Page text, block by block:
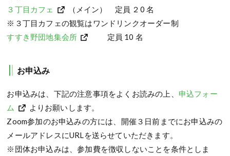
３丁目カフェ
（メイン） 定員 ２0 名
※３丁目カフェの観覧はワンドリンクオーダー制
すすき野団地集会所
定員 10 名
お申込み
お申込みは、下記の注意事項をよくお読みの上、 申込フォー
ム
よりお願いします。
Zoom参加のお申込みの方には、開催３日前までにお申込みの
メールアドレスにURLを送らせていただきます。
※団体お申込みは、参加費を徴収しないことを条件としま